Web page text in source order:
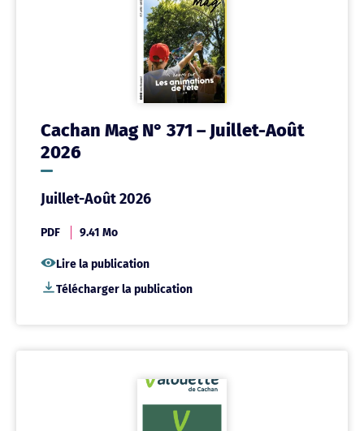
Cachan Mag N° 371 – Juillet-Août
2026
Juillet-Août 2026
PDF 9.41 Mo
Lire la publication
Télécharger la publication